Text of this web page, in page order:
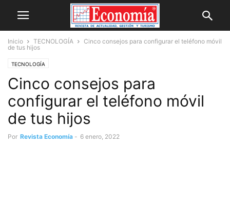
Inicio TECNOLOGÍA
Cinco consejos para configurar el teléfono móvil
de tus hijos
TECNOLOGÍA
Cinco consejos para
configurar el teléfono móvil
de tus hijos
Por Revista Economía - 6 enero, 2022